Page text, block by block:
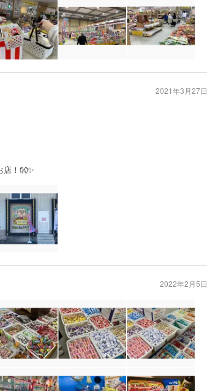
！👐✨
2021年3月27日
2022年2月5日